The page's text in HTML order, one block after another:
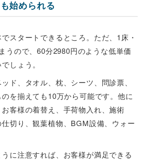
始められる
スタートできるところ。ただ、1床・
うので、60分2980円のような低単価
しょう。
ド、タオル、枕、シーツ、問診票、
を揃えても10万から可能です。他に
客様の着替え、手荷物入れ、施術
切り、観葉植物、BGM設備、ウォー
に注意すれば、お客様が満足できる